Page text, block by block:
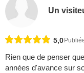
Un
5,0
Rien que de penser
années d'avance sur